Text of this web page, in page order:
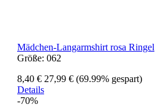
Mädchen-Langarmshirt rosa Ringel
Größe: 062
8,40 € 27,99 € (69.99% gespart)
Details
-70%